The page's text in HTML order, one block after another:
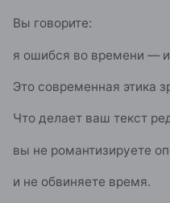
Вы говорите:
я ошибся во времени — и
Это современная этика
Что делает ваш текст
вы не романтизируете
и не обвиняете время.